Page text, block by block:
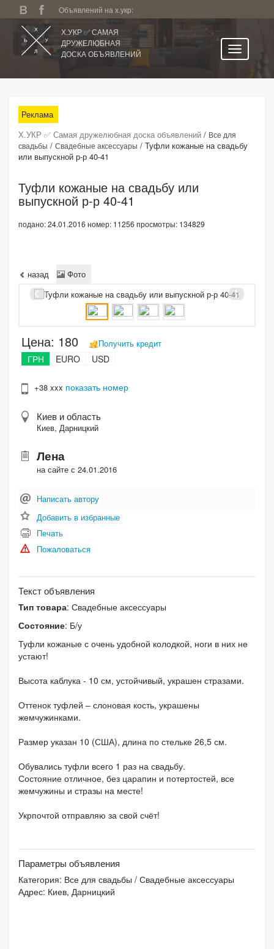
Объявлений на х.укр:
Х.УКР ✅ САМАЯ
ДРУЖЕЛЮБНАЯ
ДОСКА ОБЪЯВЛЕНИЙ
Все регионы
Категории
Избранное
Личный кабинет
Поиск по сайту
Подать объявление
Реклама
Х.УКР ✅ Самая дружелюбная доска объявлений / Все для
свадьбы / Свадебные аксессуары / Туфли кожаные на свадьбу
или выпускной р-р 40-41
Туфли кожаные на свадьбу или
выпускной р-р 40-41
подано: 24.01.2016 номер: 11256 просмотры: 134829
назад Фото
Цена: 180 Получить кредит
ГРН EURO USD
+38 xxx показать номер
Киев и область
Киев, Дарницкий
Лена
на сайте с 24.01.2016
Написать автору
Добавить в избранные
Печать
Пожаловаться
Текст объявления
Тип товара: Свадебные аксессуары
Состояние: Б/у
Туфли кожаные с очень удобной колодкой, ноги в них не
устают!
Высота каблука - 10 см, устойчивый, украшен стразами.
Оттенок туфлей – слоновая кость, украшены
жемчужинками.
Размер указан 10 (США), длина по стельке 26,5 см.
Обувались туфли всего 1 раз на свадьбу.
Состояние отличное, без царапин и потертостей, все
жемчужины и стразы на месте!
Укрпочтой отправляю за свой счёт!
Параметры объявления
Категория: Все для свадьбы / Свадебные аксессуары
Адрес: Киев, Дарницкий